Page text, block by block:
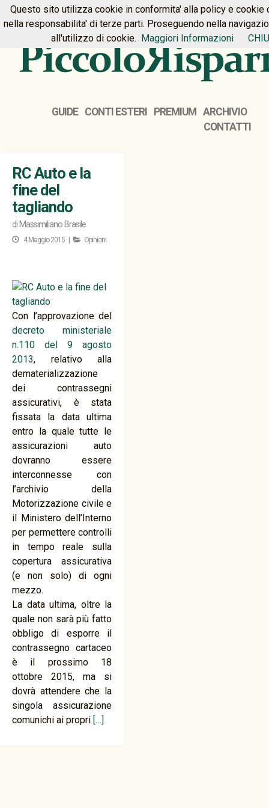
HOME PREMIUM CONTATTI
GUIDE CONTI ESTERI PREMIUM
ARCHIVIO
CONTATTI
RC Auto e la
fine del
tagliando
di Massimiliano Brasile
4 Maggio 2015 | Opinioni
Con l’approvazione del
decreto ministeriale
n.110 del 9 agosto
2013, relativo alla
dematerializzazione
dei contrassegni
assicurativi, è stata
fissata la data ultima
entro la quale tutte le
assicurazioni auto
dovranno essere
interconnesse con
l’archivio della
Motorizzazione civile e
il Ministero dell’Interno
per permettere controlli
in tempo reale sulla
copertura assicurativa
(e non solo) di ogni
mezzo.
La data ultima, oltre la
quale non sarà più fatto
obbligo di esporre il
contrassegno cartaceo
è il prossimo 18
ottobre 2015, ma si
dovrà attendere che la
singola assicurazione
comunichi ai propri […]
Questo sito utilizza cookie in conformita' alla policy e cookie
nella responsabilita' di terze parti. Proseguendo nella
all'utilizzo di cookie. Maggiori Informazioni